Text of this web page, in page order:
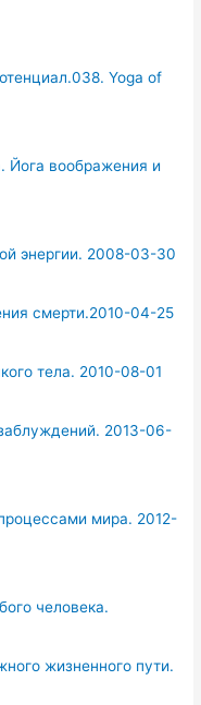
Yoga of
Йога воображения и
энергии. 2008-03-30
смерти.2010-04-25
тела. 2010-08-01
2013-06-
мира. 2012-
человека.
жизненного пути.